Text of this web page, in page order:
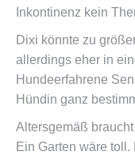
Inkontinenz kein
Dixi könnte zu
allerdings eher in
Hundeerfahrene
Hündin ganz
Altersgemäß
Ein Garten wäre